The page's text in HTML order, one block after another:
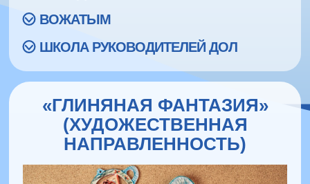
ВОЖАТЫМ
ШКОЛА РУКОВОДИТЕЛЕЙ ДОЛ
«ГЛИНЯНАЯ ФАНТАЗИЯ»
(ХУДОЖЕСТВЕННАЯ
НАПРАВЛЕННОСТЬ)